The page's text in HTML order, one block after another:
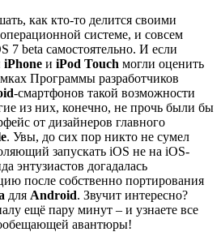
как кто-то делится своими
системе, и совсем
7 beta самостоятельно. И если
iPhone и iPod Touch могли оценить
Программы разработчиков
-смартфонов такой возможности
из них, конечно, не прочь были бы
от дизайнеров главного
. Увы, до сих пор никто не сумел
запускать iOS не на iOS-
энтузиастов догадалась
после собственно портирования
для Android. Звучит интересно?
ещё пару минут – и узнаете все
авантюры!